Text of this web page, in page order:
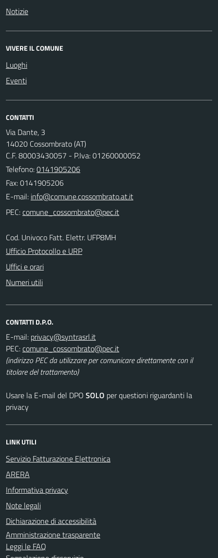
Notizie
VIVERE IL COMUNE
Luoghi
Eventi
CONTATTI
Via Dante, 3
14020 Cossombrato (AT)
C.F. 80003430057 - P.Iva: 01260000052
Telefono:0141905206
Fax: 0141905206
E-mail:
PEC:
Cod. Univoco Fatt. Elettr. UFP8MH
Ufficio Protocollo e URP
Uffici e orari
Numeri utili
CONTATTI D.P.O.
E-mail:
PEC:
(indirizzo PEC da utilizzare per comunicare direttamente con il
titolare del trattamento)
Usare la E-mail del DPO SOLO per questioni riguardanti la
privacy
LINK UTILI
Servizio Fatturazione Elettronica
ARERA
Informativa privacy
Note legali
Dichiarazione di accessibilità
Amministrazione trasparente
Leggi le FAQ